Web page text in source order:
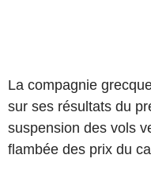
La compagnie
sur ses résultats du
suspension des vols
flambée des prix du